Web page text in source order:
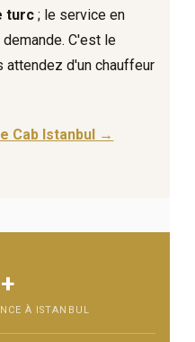
turc ; le service en
C'est le
attendez d'un chauffeur
Cab Istanbul →
À ISTANBUL